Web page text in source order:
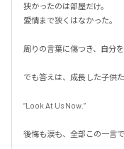
狭かったのは部屋だけ。
愛情まで狭くはなかった。
周りの言葉に傷つき、自分
でも答えは、成長した子供
“Look At Us Now.”
後悔も涙も、全部この一言で